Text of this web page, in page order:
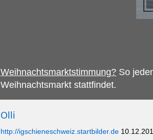
Weihnachtsmarktstimmung? So
Weihnachtsmarkt stattfindet.
Olli
http://igschieneschweiz.startbilder.de